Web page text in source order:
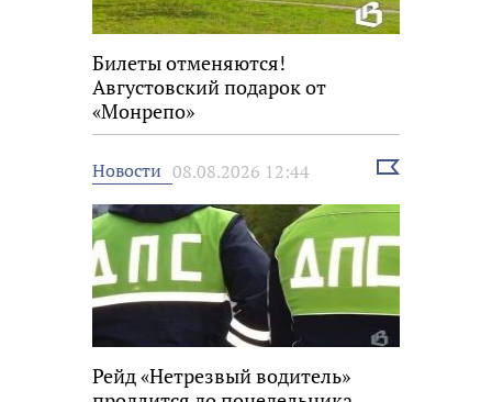
Билеты отменяются!
Августовский подарок от
«Монрепо»
Новости 08.08.2026 12:44
Выбрать
Рейд «Нетрезвый водитель»